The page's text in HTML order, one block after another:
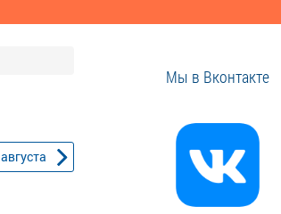
августа
Мы в Вконтакте